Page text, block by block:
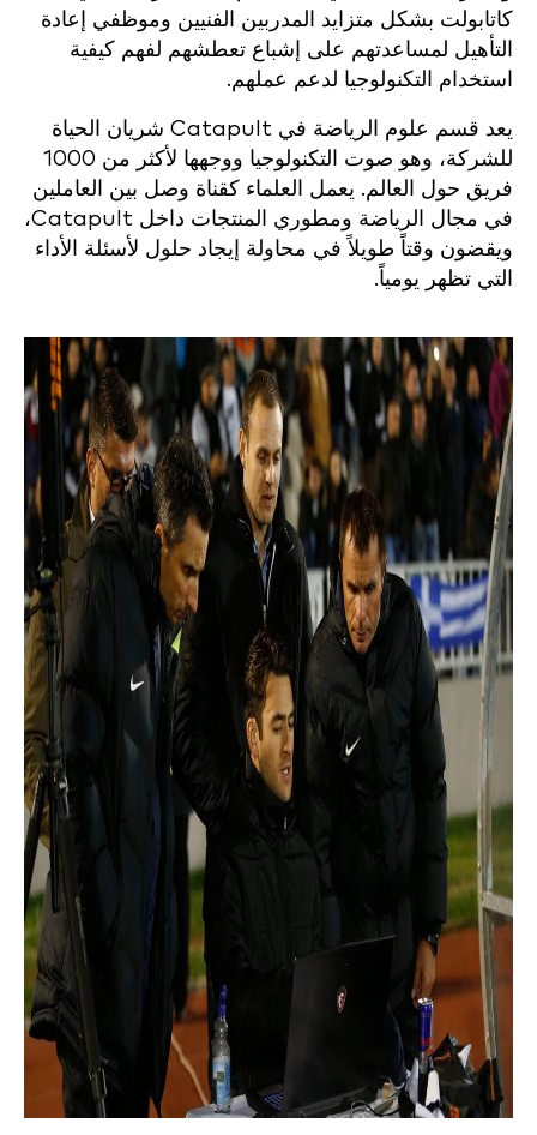
كاتابولت بشكل متزايد المدربين الفنيين وموظفي إعادة
التأهيل لمساعدتهم على إشباع تعطشهم لفهم كيفية
استخدام التكنولوجيا لدعم عملهم.
يعد قسم علوم الرياضة في Catapult شريان الحياة
للشركة، وهو صوت التكنولوجيا ووجهها لأكثر من 1000
فريق حول العالم. يعمل العلماء كقناة وصل بين العاملين
في مجال الرياضة ومطوري المنتجات داخل Catapult،
ويقضون وقتاً طويلاً في محاولة إيجاد حلول لأسئلة الأداء
التي تظهر يومياً.